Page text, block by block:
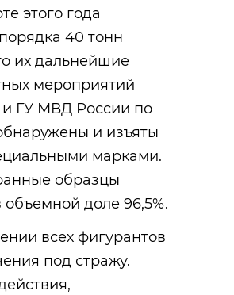
этого года
40 тонн
их дальнейшие
мероприятий
и ГУ МВД России по
и изъяты
марками.
образцы
доле 96,5%.
всех фигурантов
под стражу.